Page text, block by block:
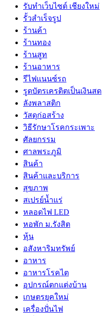
รับทำเว็บไซต์ เชียงใหม่
รั้วสำเร็จรูป
ร้านค้า
ร้านทอง
ร้านสูท
ร้านอาหาร
รีไฟแนนซ์รถ
รูดบัตรเครดิตเป็นเงินสด
ลังพลาสติก
วัสดุก่อสร้าง
วิธีรักษาโรคกระเพาะ
ศัลยกรรม
ศาลพระภูมิ
สินค้า
สินค้าและบริการ
สุขภาพ
สเปรย์น้ำแร่
หลอดไฟ LED
หอพัก ม.รังสิต
หุ้น
อสังหาริมทรัพย์
อาหาร
อาหารโรคไต
อุปกรณ์ตกแต่งบ้าน
เกษตรยุคใหม่
เครื่องปั่นไฟ